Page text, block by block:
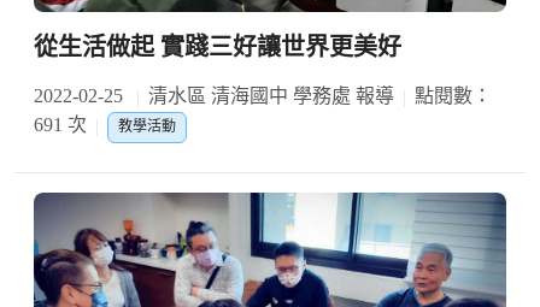
從生活做起 實踐三好讓世界更美好
2022-02-25 清水區 清海國中 學務處 報導
點閱數：
691 次
教學活動